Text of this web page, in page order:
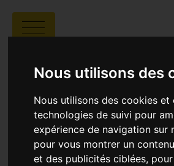
Nous utilisons des
Nous utilisons des cookies et
technologies de suivi pour
expérience de navigation sur
pour vous montrer un
et des publicités ciblées,
Vittorio Caratozzolo |